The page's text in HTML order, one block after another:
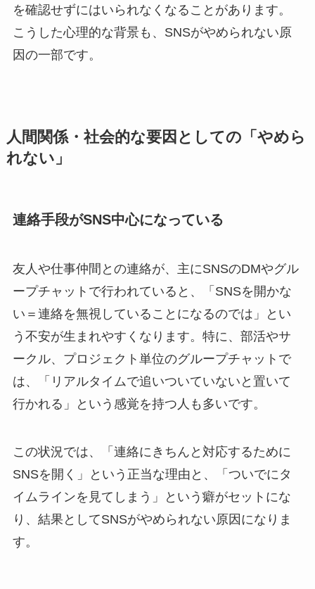
を確認せずにはいられなくなることがあります。
こうした心理的な背景も、SNSがやめられない原
因の一部です。
人間関係・社会的な要因としての「やめら
れない」
連絡手段がSNS中心になっている
友人や仕事仲間との連絡が、主にSNSのDMやグル
ープチャットで行われていると、「SNSを開かな
い＝連絡を無視していることになるのでは」とい
う不安が生まれやすくなります。特に、部活やサ
ークル、プロジェクト単位のグループチャットで
は、「リアルタイムで追いついていないと置いて
行かれる」という感覚を持つ人も多いです。
この状況では、「連絡にきちんと対応するために
SNSを開く」という正当な理由と、「ついでにタ
イムラインを見てしまう」という癖がセットにな
り、結果としてSNSがやめられない原因になりま
す。